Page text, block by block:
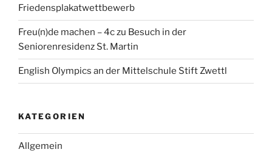
Friedensplakatwettbewerb
Freu(n)de machen – 4c zu Besuch in der
Seniorenresidenz St. Martin
English Olympics an der Mittelschule Stift Zwettl
KATEGORIEN
Allgemein